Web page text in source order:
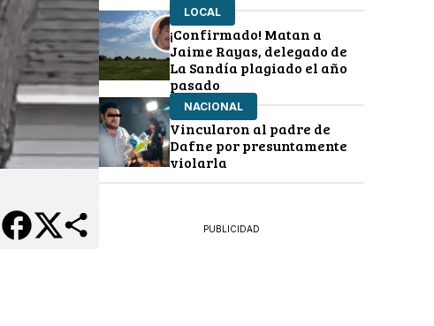
LOCAL
¡Confirmado! Matan a
Jaime Rayas, delegado de
La Sandía plagiado el año
pasado
NACIONAL
Vincularon al padre de
Dafne por presuntamente
violarla
PUBLICIDAD